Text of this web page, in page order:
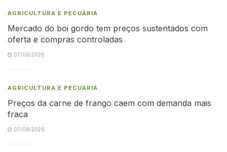
AGRICULTURA E PECUÁRIA
Mercado do boi gordo tem preços sustentados com
oferta e compras controladas
07/08/2026
AGRICULTURA E PECUÁRIA
Preços da carne de frango caem com demanda mais
fraca
07/08/2026